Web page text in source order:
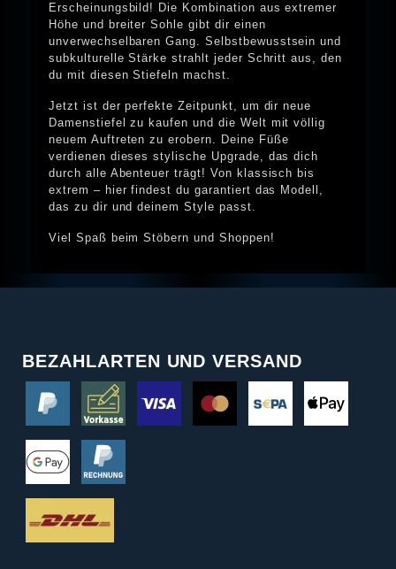
Erscheinungsbild! Die Kombination aus extremer
Höhe und breiter Sohle gibt dir einen
unverwechselbaren Gang. Selbstbewusstsein und
subkulturelle Stärke strahlt jeder Schritt aus, den
du mit diesen Stiefeln machst.
Jetzt ist der perfekte Zeitpunkt, um dir neue
Damenstiefel zu kaufen und die Welt mit völlig
neuem Auftreten zu erobern. Deine Füße
verdienen dieses stylische Upgrade, das dich
durch alle Abenteuer trägt! Von klassisch bis
extrem – hier findest du garantiert das Modell,
das zu dir und deinem Style passt.
Viel Spaß beim Stöbern und Shoppen!
BEZAHLARTEN UND VERSAND